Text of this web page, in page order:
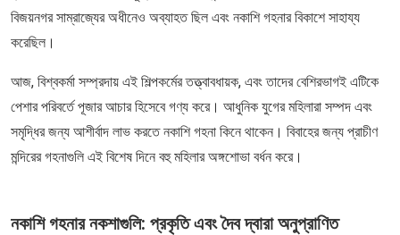
বিজয়নগর সাম্রাজ্যের অধীনেও অব্যাহত ছিল এবং নকাশি গহনার বিকাশে সাহায্য
করেছিল।
আজ, বিশ্বকর্মা সম্প্রদায় এই শিল্পকর্মের তত্ত্বাবধায়ক, এবং তাদের বেশিরভাগই এটিকে
পেশার পরিবর্তে পূজার আচার হিসেবে গণ্য করে। আধুনিক যুগের মহিলারা সম্পদ এবং
সমৃদ্ধির জন্য আশীর্বাদ লাভ করতে নকাশি গহনা কিনে থাকেন। বিবাহের জন্য প্রাচীণ
মন্দিরের গহনাগুলি এই বিশেষ দিনে বহু মহিলার অঙ্গশোভা বর্ধন করে।
নকাশি গহনার নকশাগুলি: প্রকৃতি এবং দৈব দ্বারা অনুপ্রাণিত